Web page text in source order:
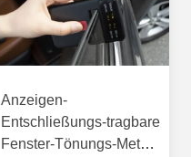
Anzeigen-
Entschließungs-tragbare
Fenster-Tönungs-Meter-